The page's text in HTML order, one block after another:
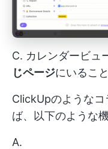
C. カレンダービュ
じページにいるこ
ClickUpのようなコ
ば、以下のような
A.